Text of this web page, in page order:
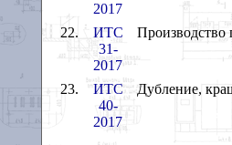
2017
22.
ИТС
31-
2017
Производство
23.
ИТС
40-
2017
Дубление,